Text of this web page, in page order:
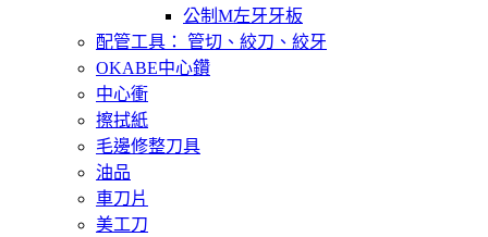
公制M左牙牙板
配管工具： 管切、絞刀、絞牙
OKABE中心鑽
中心衝
擦拭紙
毛邊修整刀具
油品
車刀片
美工刀